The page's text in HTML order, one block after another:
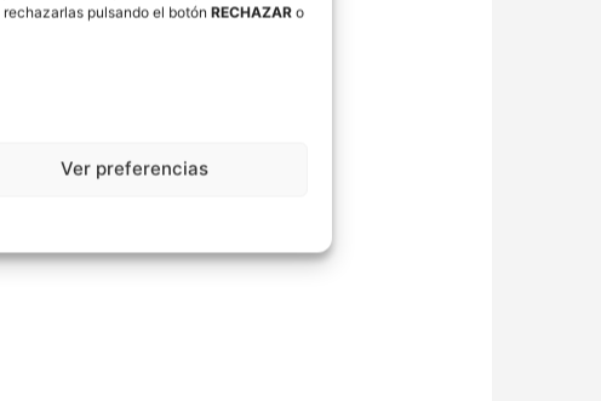
rechazarlas pulsando el botón RECHAZAR o
Ver preferencias